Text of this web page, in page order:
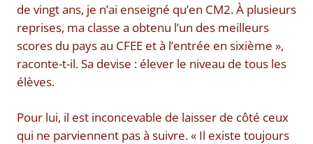
de vingt ans, je n’ai enseigné qu’en CM2. À plusieurs
reprises, ma classe a obtenu l’un des meilleurs
scores du pays au CFEE et à l’entrée en sixième »,
raconte-t-il. Sa devise : élever le niveau de tous les
élèves.
Pour lui, il est inconcevable de laisser de côté ceux
qui ne parviennent pas à suivre. « Il existe toujours